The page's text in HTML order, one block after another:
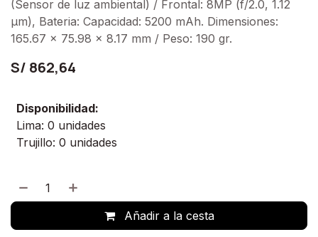
(Sensor de luz ambiental) / Frontal: 8MP (f/2.0, 1.12
μm), Bateria: Capacidad: 5200 mAh. Dimensiones:
165.67 x 75.98 x 8.17 mm / Peso: 190 gr.
S/ 862,64
Disponibilidad:
Lima: 0 unidades
Trujillo: 0 unidades
Añadir a la cesta